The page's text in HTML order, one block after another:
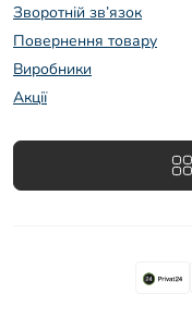
Зворотній зв’язок
Повернення товару
Виробники
Акції